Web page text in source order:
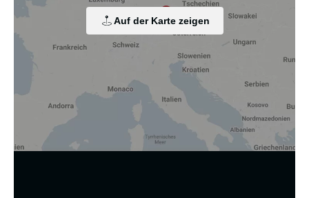
Auf der Karte zeigen
personalisierten Werbung sowie der Einbindung sozialer
Medien. Je nach Funktion werden dabei Daten an Dritte
weitergegeben und an Dritte in Ländern, in denen kein
angemessenes Datenschutzniveau vorliegt und von diesen
verarbeitet wird, z. B. die USA. Ihre Einwilligung ist stets
freiwillig, für die Nutzung unserer Website nicht erforderlich
und kann jederzeit auf unserer Seite abgelehnt oder
Zustimmung ändern